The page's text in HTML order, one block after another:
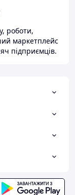
роботи,
маркетплейс
підприємців.